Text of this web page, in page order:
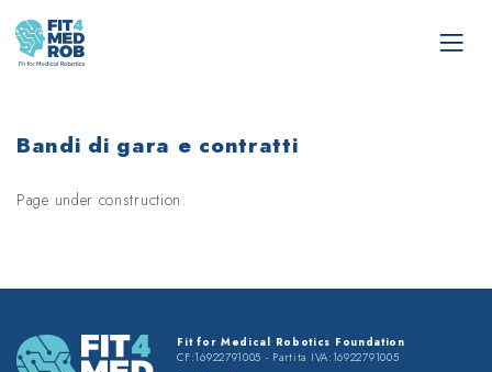
Bandi di gara e contratti
Page under construction.
Fit for Medical Robotics Foundation
CF:16922791005 - Partita IVA:16922791005